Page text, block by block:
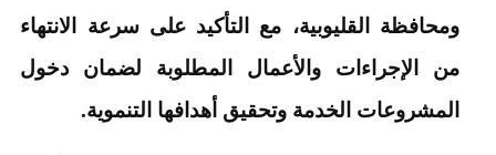
ومحافظة القليوبية، مع التأكيد على سرعة الانتهاء
من الإجراءات والأعمال المطلوبة لضمان دخول
المشروعات الخدمة وتحقيق أهدافها التنموية.